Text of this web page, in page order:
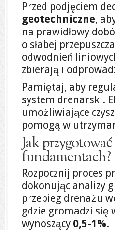
Przed podjęciem
geotechniczne,
na prawidłowy
o słabej
odwodnień
zbierają i
Pamiętaj, aby
system drenarski.
umożliwiające
pomogą w
Jak
fundamentach?
Rozpocznij proces
dokonując analizy
przebieg drenażu
gdzie gromadzi się
wynoszący 0,5-1%.